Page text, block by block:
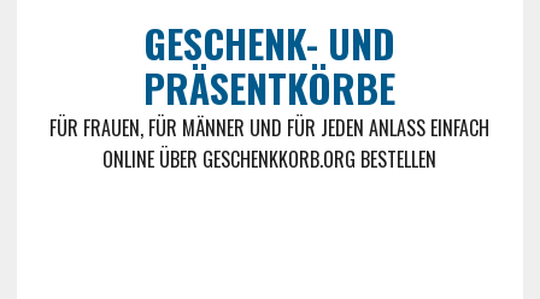
GESCHENK- UND
PRÄSENTKÖRBE
FÜR FRAUEN, FÜR MÄNNER UND FÜR JEDEN ANLASS EINFACH
ONLINE ÜBER GESCHENKKORB.ORG BESTELLEN